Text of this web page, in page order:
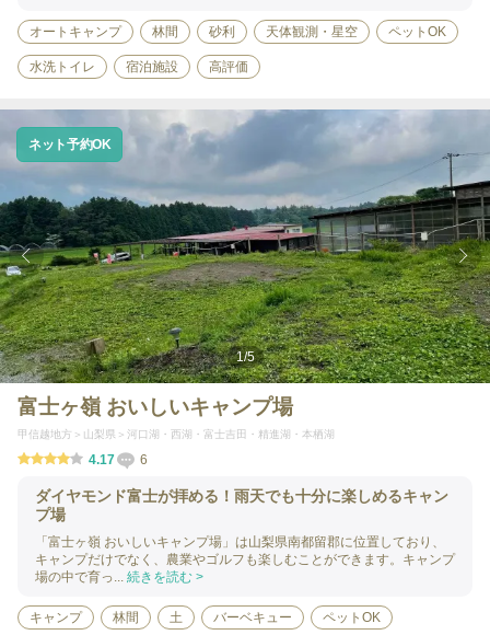
オートキャンプ 林間 砂利 天体観測・星空 ペットOK
水洗トイレ 宿泊施設 高評価
1/5
ネット予約OK
富士ヶ嶺 おいしいキャンプ場
甲信越地方 山梨県 河口湖・西湖・富士吉田・精進湖・本栖湖
4.17 6
ダイヤモンド富士が拝める！雨天でも十分に楽しめるキャン
プ場
「富士ヶ嶺 おいしいキャンプ場」は山梨県南都留郡に位置しており、
キャンプだけでなく、農業やゴルフも楽しむことができます。キャンプ
場の中で育っ... 続きを読む >
キャンプ 林間 土 バーベキュー ペットOK